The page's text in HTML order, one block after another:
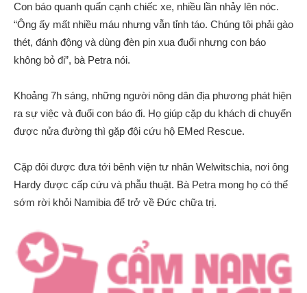
Con báo quanh quẩn cạnh chiếc xe, nhiều lần nhảy lên nóc.
“Ông ấy mất nhiều máu nhưng vẫn tỉnh táo. Chúng tôi phải gào
thét, đánh động và dùng đèn pin xua đuổi nhưng con báo
không bỏ đi”, bà Petra nói.
Khoảng 7h sáng, những người nông dân địa phương phát hiện
ra sự việc và đuổi con báo đi. Họ giúp cặp du khách di chuyển
được nửa đường thì gặp đội cứu hộ EMed Rescue.
Cặp đôi được đưa tới bênh viện tư nhân Welwitschia, nơi ông
Hardy được cấp cứu và phẫu thuật. Bà Petra mong họ có thể
sớm rời khỏi Namibia để trở về Đức chữa trị.